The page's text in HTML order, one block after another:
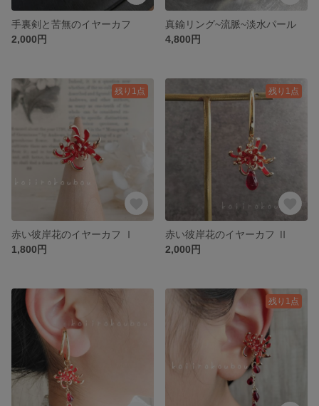
手裏剣と苦無のイヤーカフ
2,000円
真鍮リング~流脈~淡水パール
4,800円
残り1点
赤い彼岸花のイヤーカフ Ⅰ
1,800円
残り1点
赤い彼岸花のイヤーカフ Ⅱ
2,000円
残り1点